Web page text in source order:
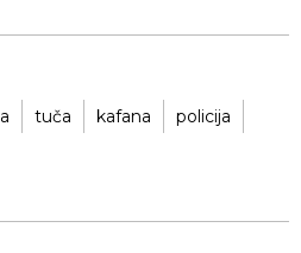
tuča kafana policija